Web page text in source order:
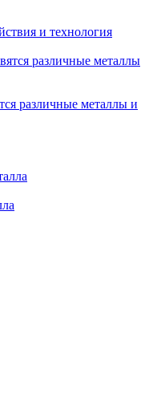
и технология
различные металлы и